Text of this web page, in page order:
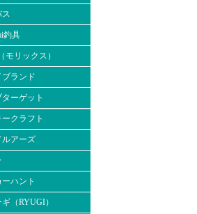
ス
釣具
モリックス）
ブランド
ターゲット
ークラフト
ルアーズ
ーハント
ギ（RYUGI）